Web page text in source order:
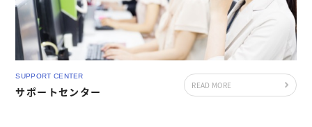
SUPPORT CENTER
サポートセンター READ MORE